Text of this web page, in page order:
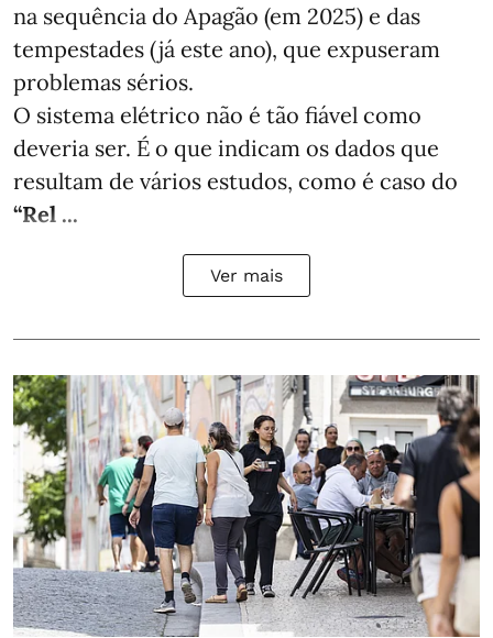
na sequência do Apagão (em 2025) e das
tempestades (já este ano), que expuseram
problemas sérios.
O sistema elétrico não é tão fiável como
deveria ser. É o que indicam os dados que
resultam de vários estudos, como é caso do
“Rel ...
Ver mais